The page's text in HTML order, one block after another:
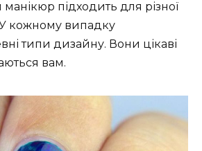
підходить для різної
У кожному випадку
типи дизайну. Вони цікаві
вам.